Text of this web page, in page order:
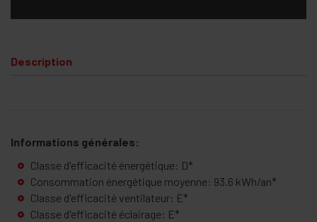
Description
Informations générales:
Classe d'efficacité énergétique: D*
Consommation énergétique moyenne: 93.6 kWh/an*
Classe d'efficacité ventilateur: E*
Classe d'efficacité éclairage: E*